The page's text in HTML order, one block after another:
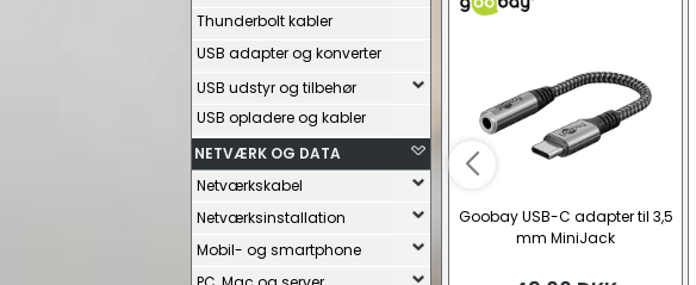
Thunderbolt kabler
USB adapter og konverter
USB udstyr og tilbehør
USB opladere og kabler
NETVÆRK OG DATA
Netværkskabel
Netværksinstallation
Mobil- og smartphone
Goobay USB-C adapter til 3,5
mm MiniJack